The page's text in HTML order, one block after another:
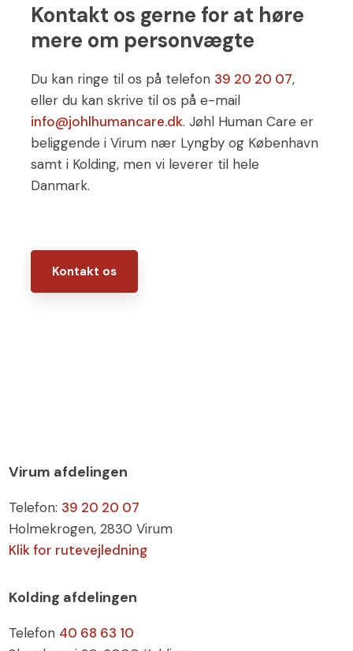
Kontakt os gerne for at høre
mere om personvægte
Du kan ringe til os på telefon 39 20 20 07​​,
eller du kan skrive til os på e-mail
info@johlhumancare.dk. ​Jøhl Human Care er
beliggende i Virum nær Lyngby og København
samt i Kolding, men vi leverer til hele
Danmark.
Kontakt os
Virum afdelingen
Telefon: 39 20 20 07
Holmekrogen, 2830 Virum
Klik for rutevejledning
Kolding afdelingen
Telefon 40 68 63 10